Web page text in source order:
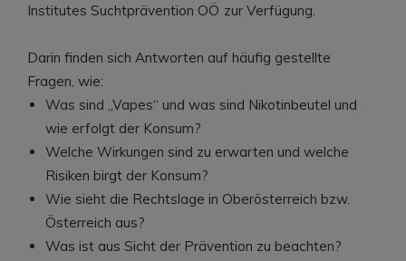
Institutes Suchtprävention OÖ zur Verfügung.
Darin finden sich Antworten auf häufig gestellte
Fragen, wie:
Was sind „Vapes“ und was sind Nikotinbeutel und
wie erfolgt der Konsum?
Welche Wirkungen sind zu erwarten und welche
Risiken birgt der Konsum?
Wie sieht die Rechtslage in Oberösterreich bzw.
Österreich aus?
Was ist aus Sicht der Prävention zu beachten?